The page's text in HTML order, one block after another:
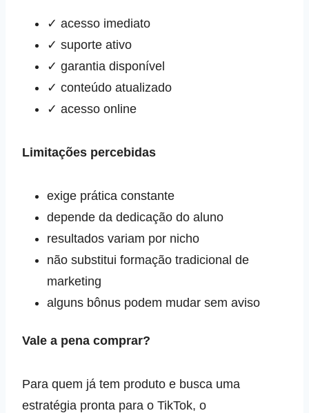
✓ acesso imediato
✓ suporte ativo
✓ garantia disponível
✓ conteúdo atualizado
✓ acesso online
Limitações percebidas
exige prática constante
depende da dedicação do aluno
resultados variam por nicho
não substitui formação tradicional de
marketing
alguns bônus podem mudar sem aviso
Vale a pena comprar?
Para quem já tem produto e busca uma
estratégia pronta para o TikTok, o